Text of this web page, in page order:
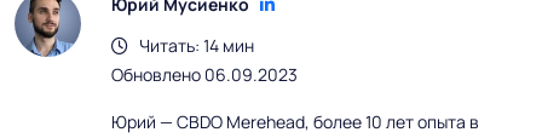
Юрий Мусиенко
Читать: 14 мин
Обновлено 06.09.2023
Юрий — CBDO Merehead, более 10 лет опыта в